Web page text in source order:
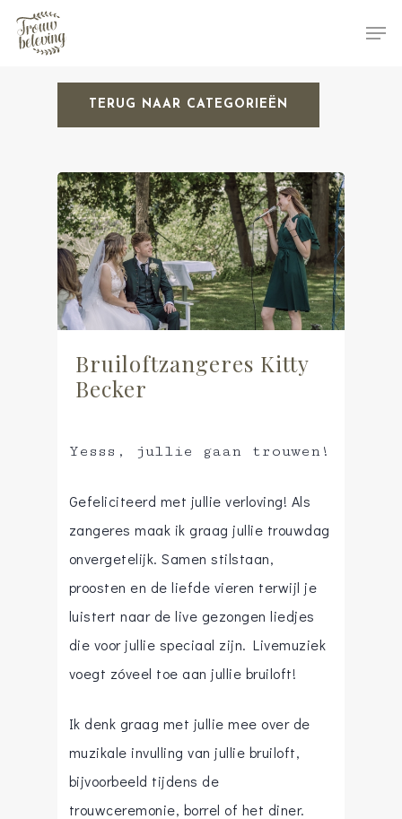
Hit enter to search or ESC to close
TERUG NAAR CATEGORIEËN
Bruiloftzangeres Kitty
Becker
Yesss, jullie gaan trouwen!
Gefeliciteerd met jullie verloving! Als
zangeres maak ik graag jullie trouwdag
onvergetelijk. Samen stilstaan,
proosten en de liefde vieren terwijl je
luistert naar de live gezongen liedjes
die voor jullie speciaal zijn. Livemuziek
voegt zóveel toe aan jullie bruiloft!
Ik denk graag met jullie mee over de
muzikale invulling van jullie bruiloft,
bijvoorbeeld tijdens de
trouwceremonie, borrel of het diner.